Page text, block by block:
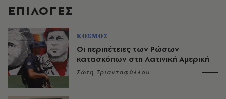
EΠΙΛΟΓΈΣ
ΚΟΣΜΟΣ
Οι περιπέτειες των Ρώσων
κατασκόπων στη Λατινική Αμερική
Σώτη Τριανταφύλλου